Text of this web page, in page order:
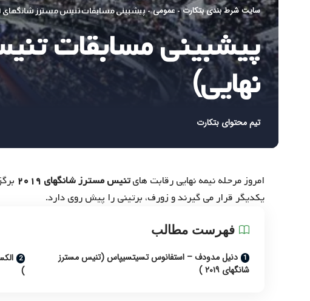
سایت شرط بندی بتکارت - عمومی - پیشبینی مسابقات تنیس مسترز شانگهای ۲۰۱۹ (مرحله نیمه نهایی)
نهایی)
تیم محتوای بتکارت
امروز مرحله نیمه نهایی رقابت هایتنیس مسترز شانگهای ۲۰۱۹
یکدیگر قرار می گیرند و زورف، برتینی را پیش روی دارد.
فهرست مطالب
دنیل مدودف – استفانوس تسیتسیپاس (تنیس مسترز
شانگهای ۲۰۱۹ )
)